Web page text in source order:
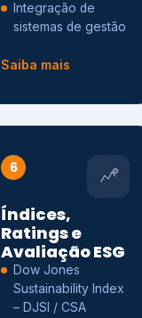
Integração de
sistemas de gestão
Saiba mais
6
Índices,
Ratings e
Avaliação ESG
Dow Jones
Sustainability Index
– DJSI / CSA